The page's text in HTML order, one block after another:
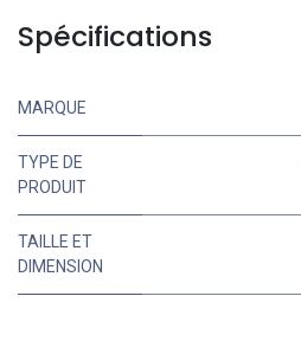
Spécifications
MARQUE
TYPE DE
PRODUIT
TAILLE ET
DIMENSION